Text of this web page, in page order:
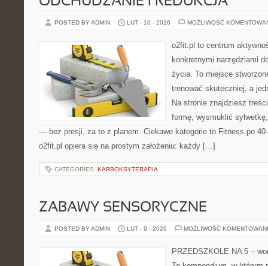
POSTED BY ADMIN LUT - 10 - 2026 MOŻLIWOŚĆ
o2fit.pl to centrum
konkretnymi narzędziami
życia. To miejsce
trenować skuteczniej, a
Na stronie znajdziesz
formę, wysmuklić
— bez presji, za to z planem. Ciekawe kategorie to Fitness po
o2fit.pl opiera się na prostym założeniu: każdy […]
CATEGORIES: KARBOKSYTERAPIA
ZABAWY SENSORYCZNE
POSTED BY ADMIN LUT - 9 - 2026 MOŻLIWOŚĆ
PRZEDSZKOLE NA 5 –